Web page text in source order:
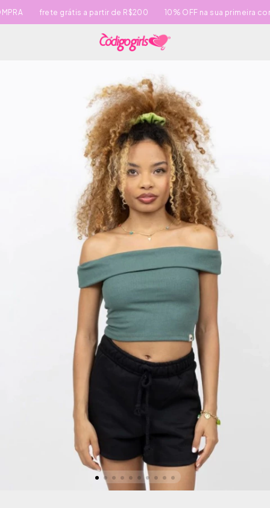
frete grátis a partir de R$200 10% OFF na sua primeira